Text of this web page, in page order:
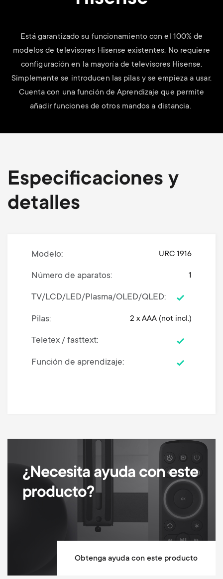
Está garantizado su funcionamiento con el 100% de
modelos de televisores Hisense existentes. No requiere
configuración en la mayoría de televisores Hisense.
Simplemente se introducen las pilas y se empieza a usar.
Cuenta con una función de Aprendizaje que permite
añadir funciones de otros mandos a distancia.
Especificaciones y
detalles
Modelo URC 1916
Número de aparatos 1
TV/LCD/LED/Plasma/OLED/QLED
Pilas 2 x AAA (not incl.)
Teletex / fasttext
Función de aprendizaje
¿Necesita ayuda con este
producto?
Obtenga ayuda con este producto